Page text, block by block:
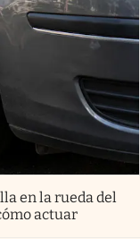
en la rueda del
actuar